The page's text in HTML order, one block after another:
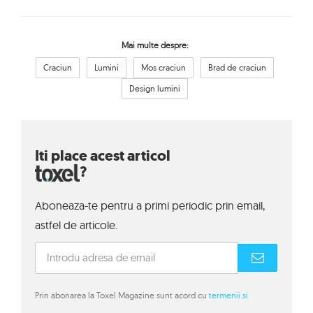
Mai multe despre:
Craciun Lumini Mos craciun
Brad de craciun
Design lumini
Iti place acest articol
?
Aboneaza-te pentru a primi periodic prin email,
astfel de articole.
Prin abonarea la Toxel Magazine sunt acord cu termenii si